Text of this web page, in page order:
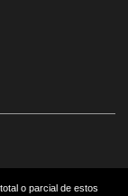
o parcial de estos